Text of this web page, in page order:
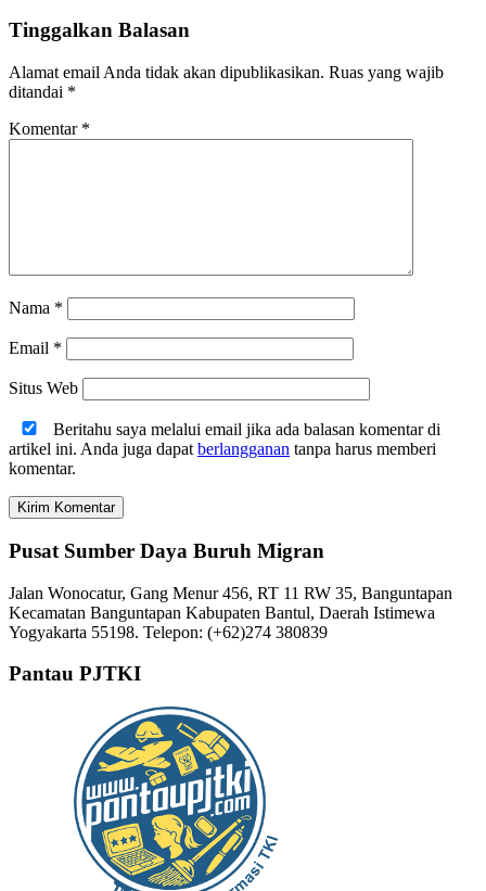
Tinggalkan Balasan
Alamat email Anda tidak akan dipublikasikan. Ruas yang wajib
ditandai *
Komentar *
Nama *
Email *
Situs Web
Beritahu saya melalui email jika ada balasan komentar di
artikel ini. Anda juga dapat berlangganan tanpa harus memberi
komentar.
Pusat Sumber Daya Buruh Migran
Jalan Wonocatur, Gang Menur 456, RT 11 RW 35, Banguntapan
Kecamatan Banguntapan Kabupaten Bantul, Daerah Istimewa
Yogyakarta 55198. Telepon: (+62)274 380839
Pantau PJTKI